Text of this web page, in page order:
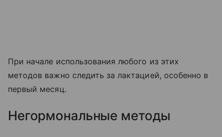
При начале использования любого из этих
методов важно следить за лактацией, особенно в
первый месяц.
Негормональные методы